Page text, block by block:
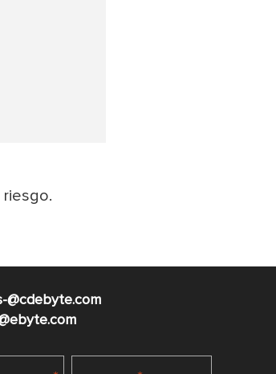
riesgo.
@cdebyte.com